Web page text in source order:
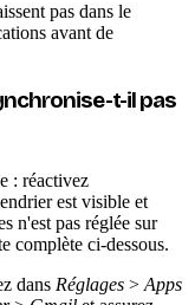
pas dans le
avant de
t-il pas
: réactivez
est visible et
n'est pas réglée sur
complète ci-dessous.
dans Réglages > Apps